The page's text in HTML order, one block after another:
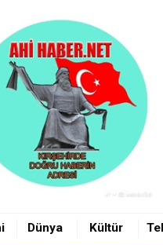
Dünya Kültür
00:24 - ÖZGÜR ÖZEL'İN
23:13 - ÜÇLÜ SAVUNMA